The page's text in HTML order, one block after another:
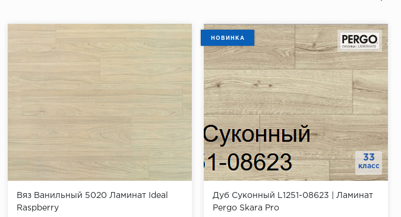
Вяз Ванильный 5020 Ламинат Ideal
Raspberry
33
класс
НОВИНКА
Дуб Суконный L1251-08623 | Ламинат
Pergo Skara Pro